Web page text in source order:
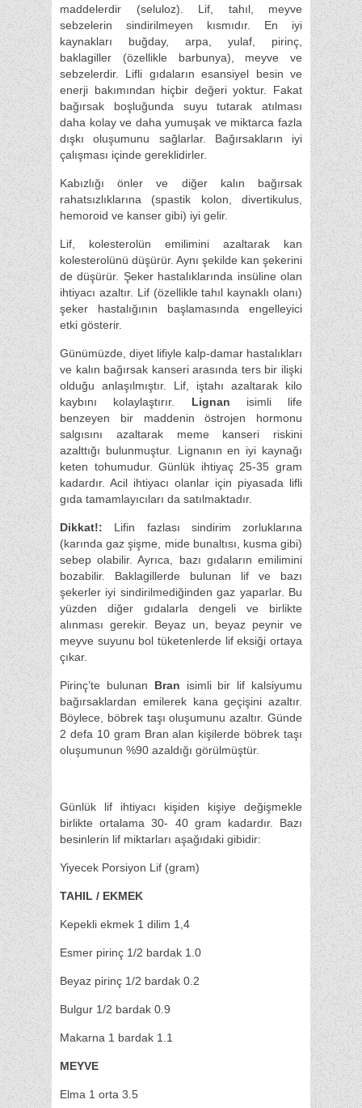
maddelerdir (seluloz). Lif, tahıl, meyve
sebzelerin sindirilmeyen kısmıdır. En iyi
kaynakları buğday, arpa, yulaf, pirinç,
baklagiller (özellikle barbunya), meyve ve
sebzelerdir. Lifli gıdaların esansiyel besin ve
enerji bakımından hiçbir değeri yoktur. Fakat
bağırsak boşluğunda suyu tutarak atılması
daha kolay ve daha yumuşak ve miktarca fazla
dışkı oluşumunu sağlarlar. Bağırsakların iyi
çalışması içinde gereklidirler.
Kabızlığı önler ve diğer kalın bağırsak
rahatsızlıklarına (spastik kolon, divertikulus,
hemoroid ve kanser gibi) iyi gelir.
Lif, kolesterolün emilimini azaltarak kan
kolesterolünü düşürür. Aynı şekilde kan şekerini
de düşürür. Şeker hastalıklarında insüline olan
ihtiyacı azaltır. Lif (özellikle tahıl kaynaklı olanı)
şeker hastalığının başlamasında engelleyici
etki gösterir.
Günümüzde, diyet lifiyle kalp-damar hastalıkları
ve kalın bağırsak kanseri arasında ters bir ilişki
olduğu anlaşılmıştır. Lif, iştahı azaltarak kilo
kaybını kolaylaştırır. Lignan isimli life
benzeyen bir maddenin östrojen hormonu
salgısını azaltarak meme kanseri riskini
azalttığı bulunmuştur. Lignanın en iyi kaynağı
keten tohumudur. Günlük ihtiyaç 25-35 gram
kadardır. Acil ihtiyacı olanlar için piyasada lifli
gıda tamamlayıcıları da satılmaktadır.
Dikkat!: Lifin fazlası sindirim zorluklarına
(karında gaz şişme, mide bunaltısı, kusma gibi)
sebep olabilir. Ayrıca, bazı gıdaların emilimini
bozabilir. Baklagillerde bulunan lif ve bazı
şekerler iyi sindirilmediğinden gaz yaparlar. Bu
yüzden diğer gıdalarla dengeli ve birlikte
alınması gerekir. Beyaz un, beyaz peynir ve
meyve suyunu bol tüketenlerde lif eksiği ortaya
çıkar.
Pirinç’te bulunan Bran isimli bir lif kalsiyumu
bağırsaklardan emilerek kana geçişini azaltır.
Böylece, böbrek taşı oluşumunu azaltır. Günde
2 defa 10 gram Bran alan kişilerde böbrek taşı
oluşumunun %90 azaldığı görülmüştür.
Günlük lif ihtiyacı kişiden kişiye değişmekle
birlikte ortalama 30- 40 gram kadardır. Bazı
besinlerin lif miktarları aşağıdaki gibidir:
Yiyecek Porsiyon Lif (gram)
TAHIL / EKMEK
Kepekli ekmek 1 dilim 1,4
Esmer pirinç 1/2 bardak 1.0
Beyaz pirinç 1/2 bardak 0.2
Bulgur 1/2 bardak 0.9
Makarna 1 bardak 1.1
MEYVE
Elma 1 orta 3.5